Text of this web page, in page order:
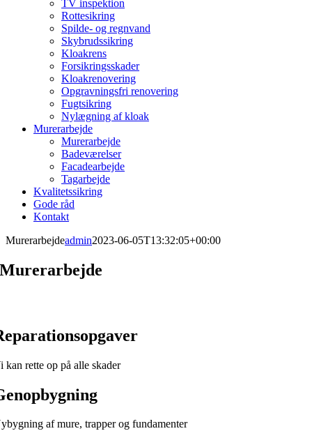
TV inspektion
Rottesikring
Spilde- og regnvand
Skybrudssikring
Kloakrens
Forsikringsskader
Kloakrenovering
Opgravningsfri renovering
Fugtsikring
Nylægning af kloak
Murerarbejde
Murerarbejde
Badeværelser
Facadearbejde
Tagarbejde
Kvalitetssikring
Gode råd
Kontakt
Murerarbejdeadmin2023-06-05T13:32:05+00:00
Murerarbejde
kan rette op på alle skader
af mure, trapper og fundamenter